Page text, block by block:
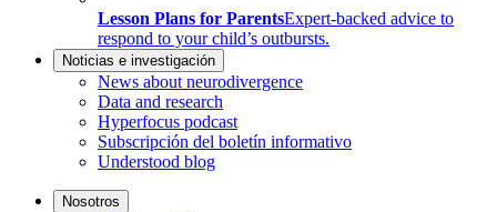
Lesson Plans for ParentsExpert-backed advice to
respond to your child’s outbursts.
Noticias e investigación
News about neurodivergence
Data and research
Hyperfocus podcast
Subscripción del boletín informativo
Understood blog
Nosotros